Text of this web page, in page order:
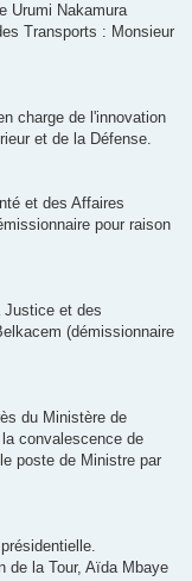
Urumi Nakamura
Transports : Monsieur
charge de l'innovation
et de la Défense.
et des Affaires
pour raison
Justice et des
(démissionnaire
du Ministère de
convalescence de
poste de Ministre par
de la Tour, Aïda Mbaye